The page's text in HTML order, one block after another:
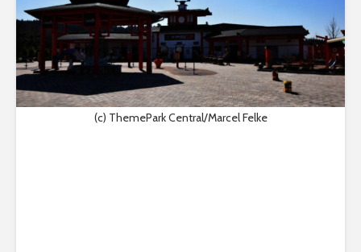
(c) ThemePark Central/Marcel Felke